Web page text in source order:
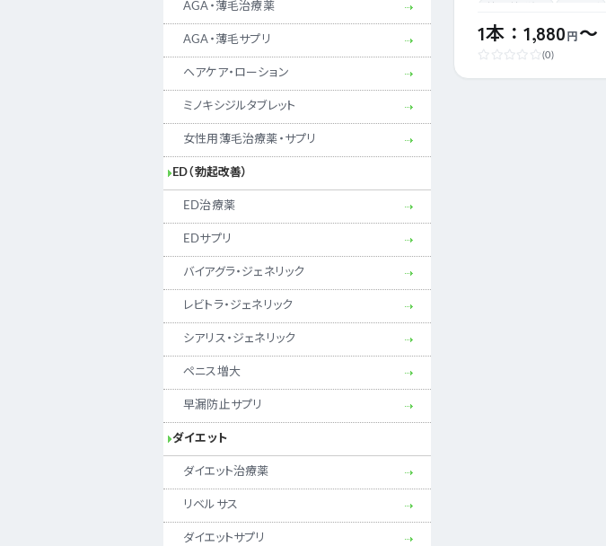
AGA・薄毛治療薬
AGA・薄毛サプリ
ヘアケア・ローション
ミノキシジルタブレット
女性用薄毛治療薬・サプリ
ED（勃起改善）
ED治療薬
EDサプリ
バイアグラ・ジェネリック
レビトラ・ジェネリック
シアリス・ジェネリック
ペニス増大
早漏防止サプリ
ダイエット
ダイエット治療薬
リベルサス
ダイエットサプリ
1本：1,880円～
(0)